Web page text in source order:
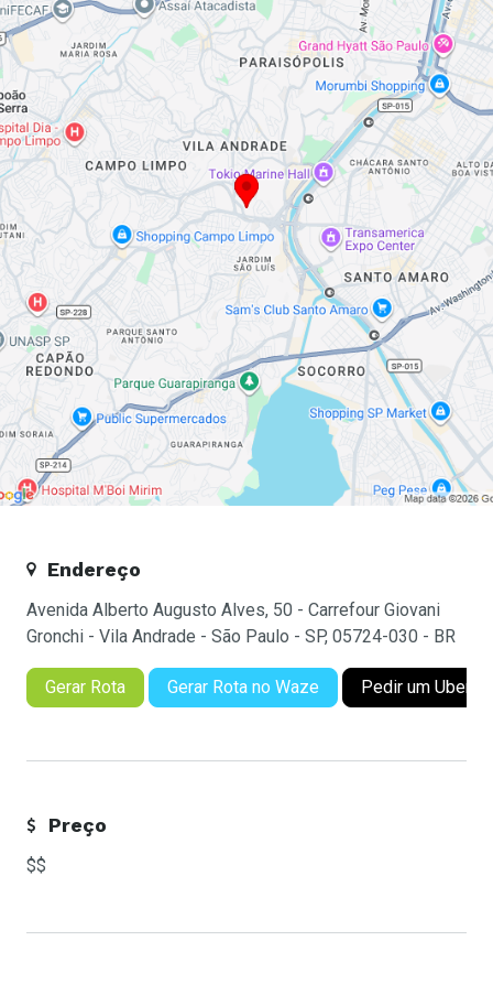
Endereço
Avenida Alberto Augusto Alves, 50 - Carrefour Giovani
Gronchi - Vila Andrade - São Paulo - SP, 05724-030 - BR
Gerar Rota Gerar Rota no Waze Pedir um Uber
Preço
$$